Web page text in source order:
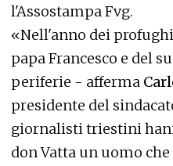
l'Assostampa Fvg.
«Nell'anno dei
papa Francesco e del
periferie - afferma
presidente del
giornalisti triestini
don Vatta un uomo